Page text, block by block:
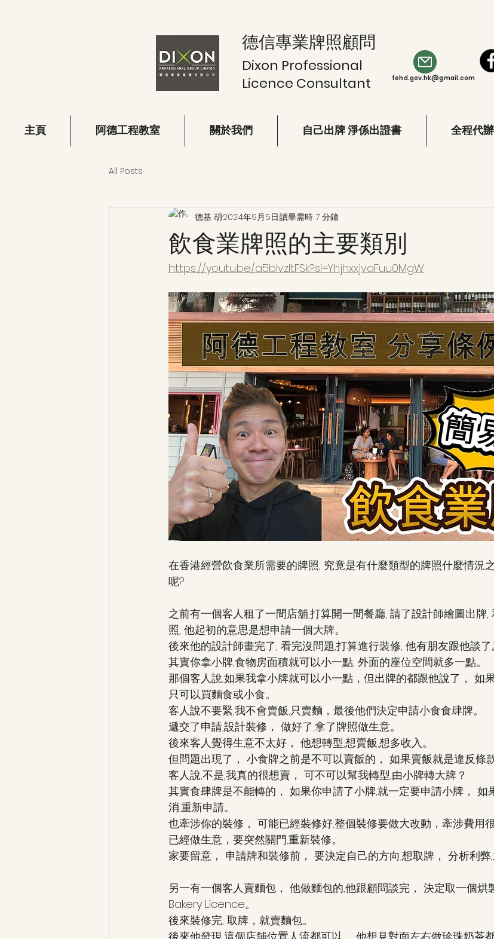
德信專業牌照顧問
Dixon Professional
Licence Consultant
fehd.gov.hk@gmail.com
主頁 阿德工程教室 關於我們 自己出牌 淨係出證書 全程代
All Posts
飲食業牌照的主要類別
德基 胡2024年9月5日讀畢需時 7 分鐘
https://youtu.be/a5bIvzltFSk?si=YhjhxxjvaFuu0MgW
在香港經營飲食業所需要的牌照, 究竟是有什麼類型的牌照什麼情況
呢?
之前有一個客人租了一間店舖,打算開一間餐廳, 請了設計師繪圖出牌
照, 他起初的意思是想申請一個大牌。
後來他的設計師畫完了, 看完沒問題,打算進行裝修, 他有朋友跟他談
其實你拿小牌,食物房面積就可以小一點, 外面的座位空間就多一點。
那個客人說,如果我拿小牌就可以小一點，但出牌的都跟他說了， 如
只可以買麵食或小食。
客人說不要緊,我不會賣飯,只賣麵，最後他們決定申請小食食肆牌。
遞交了申請,設計裝修， 做好了,拿了牌照做生意。
後來客人覺得生意不太好， 他想轉型,想賣飯,想多收入。
但問題出現了， 小食牌之前是不可以賣飯的， 如果賣飯就是違反條款
客人說,不是,我真的很想賣， 可不可以幫我轉型,由小牌轉大牌？
其實食肆牌是不能轉的， 如果你申請了小牌,就一定要申請小牌， 如
消,重新申請。
也牽涉你的裝修， 可能已經裝修好,整個裝修要做大改動，牽涉費用
已經做生意，要突然關門,重新裝修。
家要留意， 申請牌和裝修前， 要決定自己的方向,想取牌， 分析利弊,
另一有一個客人賣麵包， 他做麵包的,他跟顧問談完， 決定取一個烘
Bakery Licence。
後來裝修完, 取牌，就賣麵包。